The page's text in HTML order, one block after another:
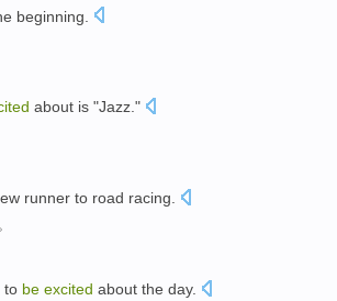
beginning
about is "Jazz."
runner to road racing
to be excited about the day.